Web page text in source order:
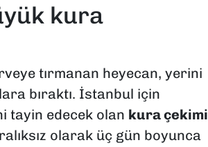
kura
tırmanan heyecan, yerini
bıraktı. İstanbul için
tayin edecek olan kura çekimi
olarak üç gün boyunca